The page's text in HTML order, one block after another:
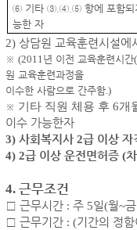
⑥ 기타③.④.⑤ 항에 포함되
능한 자
2) 상담원 교육훈련시설에
※ (2011년 이전 교육훈련시간
원 교육훈련과정을
이수한 사람으로 간주함.)
※ 기타 직원 체용 후 6개
이수 가능한자
3) 사회복지사 2급 이상 자
4)2급 이상 운전면허증 (
4. 근무조건
□ 근무시간 : 주 5일(월~
□ 근무기간 : (기간의 정